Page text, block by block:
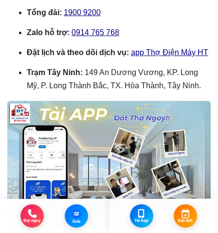
Tổng đài: 1900 9200
Zalo hỗ trợ: 0914 765 768
Đặt lịch và theo dõi dịch vụ: app Thợ Điện Máy HT
Trạm Tây Ninh: 149 An Dương Vương, KP. Long
Mỹ, P. Long Thành Bắc, TX. Hòa Thành, Tây Ninh.
Gọi ngay
Zalo
Zalo Tải App Đặt lịch